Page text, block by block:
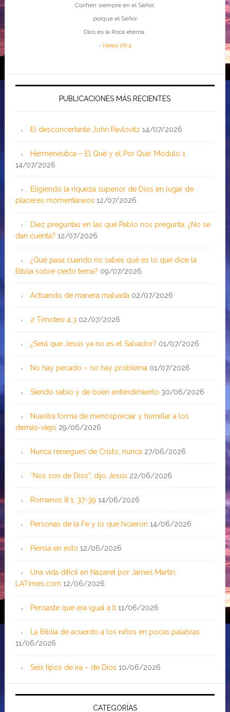
Confíen siempre en el Señor,
porque el Señor
Dios es la Roca eterna.
- Isaías 26:4
PUBLICACIONES MÁS RECIENTES
El desconcertante John Pavlovitz 14/07/2026
Hermenéutica – El Qué y el Por Qué: Módulo 1
14/07/2026
Eligiendo la riqueza superior de Dios en lugar de
placeres momentáneos 12/07/2026
Diez preguntas en las que Pablo nos pregunta: ¿No se
dan cuenta? 12/07/2026
¿Qué pasa cuando no sabes qué es lo que dice la
Biblia sobre cierto tema? 09/07/2026
Actuando de manera malvada 02/07/2026
2 Timoteo 4:3 02/07/2026
¿Será que Jesús ya no es el Salvador? 01/07/2026
No hay pecado – no hay problema 01/07/2026
Siendo sabio y de buen entendimiento 30/06/2026
Nuestra forma de menospreciar y humillar a los
demás-viejo 29/06/2026
Nunca reniegues de Cristo, nunca 27/06/2026
“Nos son de Dios”, dijo Jesús 22/06/2026
Romanos 8:1, 37-39 14/06/2026
Personas de la Fe y lo que hicieron 14/06/2026
Piensa en esto 12/06/2026
Una vida difícil en Nazaret por James Martin;
LATimes.com 12/06/2026
Pensaste que era igual a ti 11/06/2026
La Biblia de acuerdo a los niños en pocas palabras
11/06/2026
Seis tipos de ira – de Dios 10/06/2026
CATEGORÍAS